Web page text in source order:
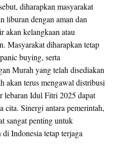
diharapkan masyarakat
liburan dengan aman dan
akan kelangkaan atau
Masyarakat diharapkan tetap
buying, serta
Murah yang telah disediakan
akan terus mengawal distribusi
lebaran Idul Fitri 2025 dapat
cita. Sinergi antara pemerintah,
sangat penting untuk
Indonesia tetap terjaga